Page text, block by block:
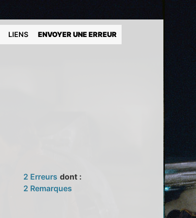
LIENS ENVOYER UNE ERREUR
2 Erreurs dont :
2 Remarques